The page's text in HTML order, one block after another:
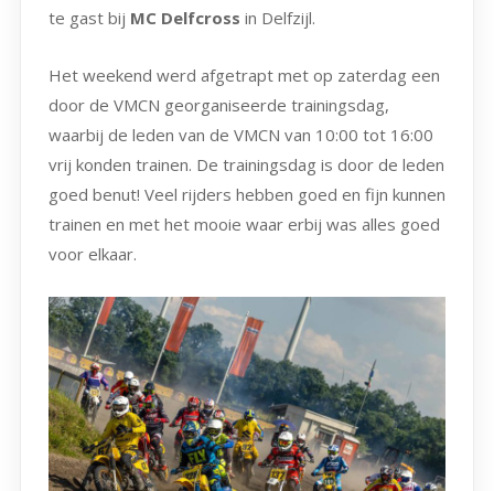
te gast bij MC Delfcross in Delfzijl.
Het weekend werd afgetrapt met op zaterdag een
door de VMCN georganiseerde trainingsdag,
waarbij de leden van de VMCN van 10:00 tot 16:00
vrij konden trainen. De trainingsdag is door de leden
goed benut! Veel rijders hebben goed en fijn kunnen
trainen en met het mooie waar erbij was alles goed
voor elkaar.